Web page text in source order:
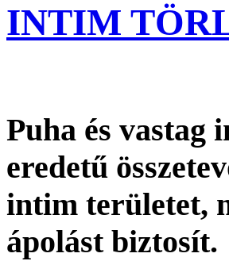
INTIM
Puha és vastag
eredetű
intim területet,
ápolást biztosít.